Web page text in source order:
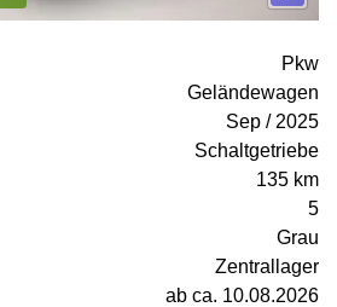
Pkw
Geländewagen
Sep / 2025
Schaltgetriebe
135 km
5
Grau
Zentrallager
ab ca. 10.08.2026